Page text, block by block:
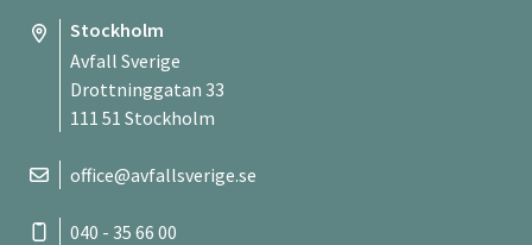
Stockholm
Avfall Sverige
Drottninggatan 33
111 51 Stockholm
office@avfallsverige.se
040 - 35 66 00